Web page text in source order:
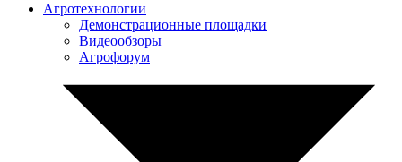
Агротехнологии
Демонстрационные площадки
Видеообзоры
Агрофорум